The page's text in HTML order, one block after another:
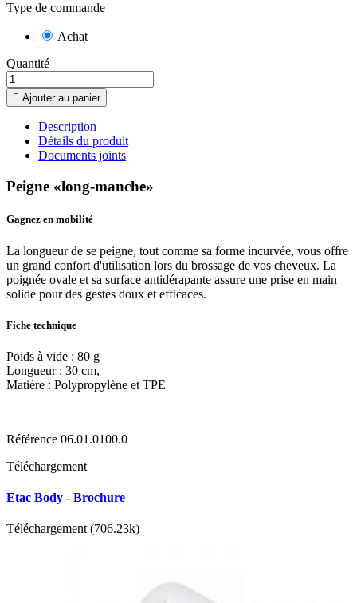
Type de commande
Achat
Quantité
 Ajouter au panier
Description
Détails du produit
Documents joints
Peigne «long-manche»
Gagnez en mobilité
La longueur de se peigne, tout comme sa forme incurvée, vous offre
un grand confort d'utilisation lors du brossage de vos cheveux. La
poignée ovale et sa surface antidérapante assure une prise en main
solide pour des gestes doux et efficaces.
Fiche technique
Poids à vide : 80 g
Longueur : 30 cm,
Matière : Polypropylène et TPE
Référence 06.01.0100.0
Téléchargement
Etac Body - Brochure
Téléchargement (706.23k)